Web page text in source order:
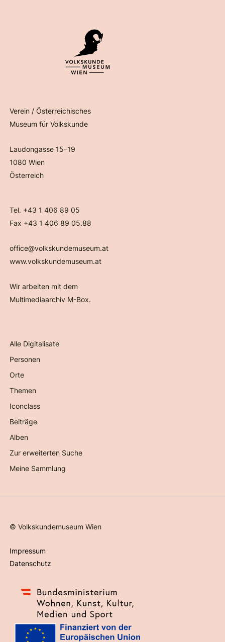
Verein / Österreichisches
Museum für Volkskunde
Laudongasse 15–19
1080 Wien
Österreich
Tel. +43 1 406 89 05
Fax +43 1 406 89 05.88
office@volkskundemuseum.at
www.volkskundemuseum.at
Wir arbeiten mit dem
Multimediaarchiv M-Box.
Alle Digitalisate
Personen
Orte
Themen
Iconclass
Beiträge
Alben
Zur erweiterten Suche
Meine Sammlung
©Volkskundemuseum Wien
Impressum
Datenschutz